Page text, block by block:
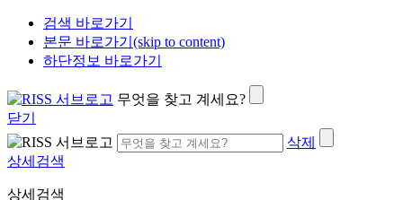
검색 바로가기
본문 바로가기(skip to content)
하단정보 바로가기
무엇을 찾고 계세요?
닫기
삭제
상세검색
상세검색